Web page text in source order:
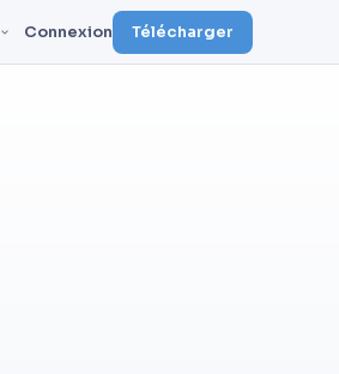
Connexion Télécharger